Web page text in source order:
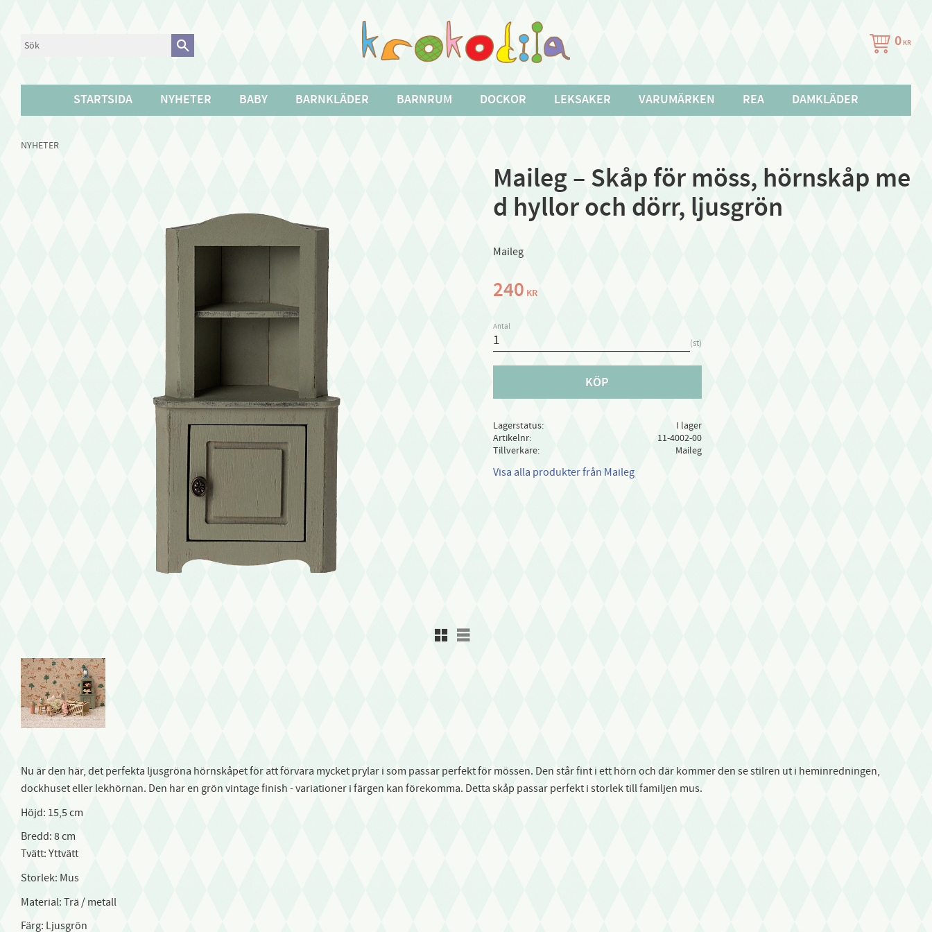
0 KR
STARTSIDA NYHETER BABY BARNKLÄDER BARNRUM DOCKOR LEKSAKER VARUMÄRKEN REA DAMKLÄDER
NYHETER
Maileg – Skåp för möss, hörnskåp me
d hyllor och dörr, ljusgrön
Maileg
Rutnätsvy
Listvy
240 KR
Antal
st
KÖP
Lagerstatus
I lager
Artikelnr
11-4002-00
Tillverkare
Maileg
Visa alla produkter från Maileg
Nu är den här, det perfekta ljusgröna hörnskåpet för att förvara mycket prylar i som passar perfekt för mössen. Den står fint i ett hörn och där kommer den se stilren ut i heminredningen,
dockhuset eller lekhörnan. Den har en grön vintage finish - variationer i färgen kan förekomma. Detta skåp passar perfekt i storlek till familjen mus.
Höjd: 15,5 cm
Bredd: 8 cm
Tvätt: Yttvätt
Storlek: Mus
Material: Trä / metall
Färg: Ljusgrön